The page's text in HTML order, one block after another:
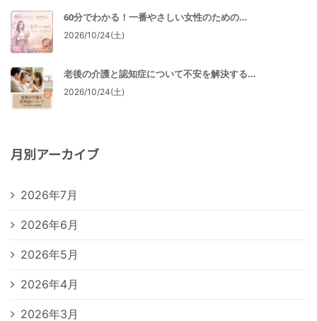
60分でわかる！一番やさしい女性のための…
2026/10/24(土)
老後の介護と認知症について不安を解決する…
2026/10/24(土)
月別アーカイブ
2026年7月
2026年6月
2026年5月
2026年4月
2026年3月